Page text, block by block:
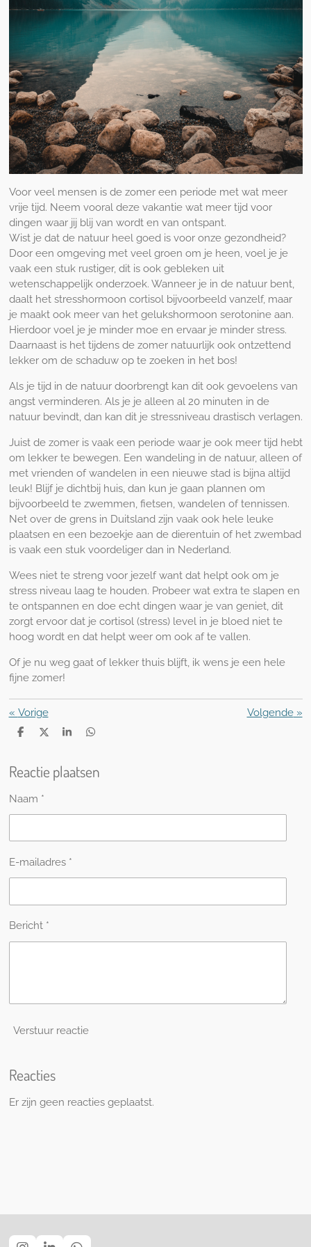
Voor veel mensen is de zomer een periode met wat meer
vrije tijd. Neem vooral deze vakantie wat meer tijd voor
dingen waar jij blij van wordt en van ontspant.
Wist je dat de natuur heel goed is voor onze gezondheid?
Door een omgeving met veel groen om je heen, voel je je
vaak een stuk rustiger, dit is ook gebleken uit
wetenschappelijk onderzoek. Wanneer je in de natuur bent,
daalt het stresshormoon cortisol bijvoorbeeld vanzelf, maar
je maakt ook meer van het gelukshormoon serotonine aan.
Hierdoor voel je je minder moe en ervaar je minder stress.
Daarnaast is het tijdens de zomer natuurlijk ook ontzettend
lekker om de schaduw op te zoeken in het bos!
Als je tijd in de natuur doorbrengt kan dit ook gevoelens van
angst verminderen. Als je je alleen al 20 minuten in de
natuur bevindt, dan kan dit je stressniveau drastisch verlagen.
Juist de zomer is vaak een periode waar je ook meer tijd hebt
om lekker te bewegen. Een wandeling in de natuur, alleen of
met vrienden of wandelen in een nieuwe stad is bijna altijd
leuk! Blijf je dichtbij huis, dan kun je gaan plannen om
bijvoorbeeld te zwemmen, fietsen, wandelen of tennissen.
Net over de grens in Duitsland zijn vaak ook hele leuke
plaatsen en een bezoekje aan de dierentuin of het zwembad
is vaak een stuk voordeliger dan in Nederland.
Wees niet te streng voor jezelf want dat helpt ook om je
stress niveau laag te houden. Probeer wat extra te slapen en
te ontspannen en doe echt dingen waar je van geniet, dit
zorgt ervoor dat je cortisol (stress) level in je bloed niet te
hoog wordt en dat helpt weer om ook af te vallen.
Of je nu weg gaat of lekker thuis blijft, ik wens je een hele
fijne zomer!
« Vorige Volgende»
D
n
D
S
e
D
n
Reactie plaatsen
Naam *
E-mailadres *
Bericht *
Verstuur reactie
Reacties
Er zijn geen reacties geplaatst.